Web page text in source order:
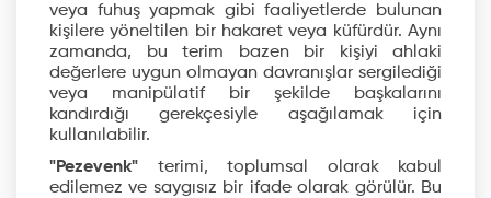
veya fuhuş yapmak gibi faaliyetlerde bulunan
kişilere yöneltilen bir hakaret veya küfürdür. Aynı
zamanda, bu terim bazen bir kişiyi ahlaki
değerlere uygun olmayan davranışlar sergilediği
veya manipülatif bir şekilde başkalarını
kandırdığı gerekçesiyle aşağılamak için
kullanılabilir.
"Pezevenk" terimi, toplumsal olarak kabul
edilemez ve saygısız bir ifade olarak görülür. Bu